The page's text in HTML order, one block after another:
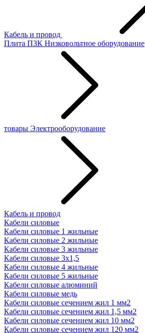
Кабель и провод
Плита ПЗК Низковольтное оборудование
товары Электрооборудование
Кабель и провод
Кабели силовые
Кабели силовые 1 жильные
Кабели силовые 2 жильные
Кабели силовые 3 жильные
Кабели силовые 3х1,5
Кабели силовые 4 жильные
Кабели силовые 5 жильные
Кабели силовые алюминий
Кабели силовые медь
Кабели силовые сечением жил 1 мм2
Кабели силовые сечением жил 1,5 мм2
Кабели силовые сечением жил 10 мм2
Кабели силовые сечением жил 120 мм2